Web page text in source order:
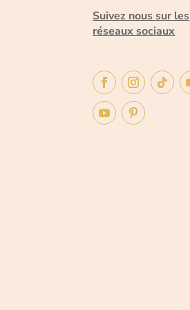
Suivez nous sur les
réseaux sociaux